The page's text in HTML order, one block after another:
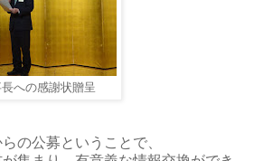
への感謝状贈呈
の公募ということで、